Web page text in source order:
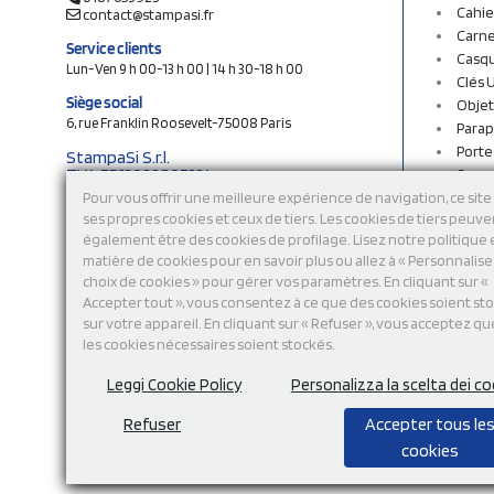
Pour vous offrir une meilleure expérience de navigation, ce
ses propres cookies et ceux de tiers. Les cookies de tiers
également être des cookies de profilage. Lisez notre politique
matière de cookies pour en savoir plus ou allez à «
choix de cookies » pour gérer vos paramètres. En cliquant sur «
Accepter tout », vous consentez à ce que des cookies soient
sur votre appareil. En cliquant sur « Refuser », vous acceptez
les cookies nécessaires soient stockés.
Leggi Cookie Policy Personalizza la scelta dei
Refuser
Accepter tous les
cookies
contact@stampasi.fr
Service clients
Lun-Ven 9 h 00-13 h 00 | 14 h 30-18 h 00
Siège social
6, rue Franklin Roosevelt-75008 Paris
StampaSi S.r.l.
TVA FR13922807334
N° Rea MI-2110632
Capital social € 250.000 i.v.
Découvrez notre catalogue en ligne
Clés
Sac
Sac
Sacs
Sacs
Stylo
T-
Modalité depaiement